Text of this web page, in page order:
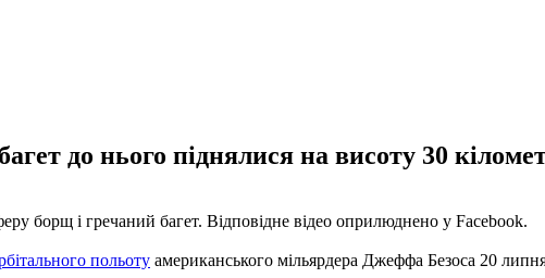
до нього піднялися на висоту 30
борщ і гречаний багет. Відповідне відео оприлюднено у Facebook.
польоту американського мільярдера Джеффа Безоса 20